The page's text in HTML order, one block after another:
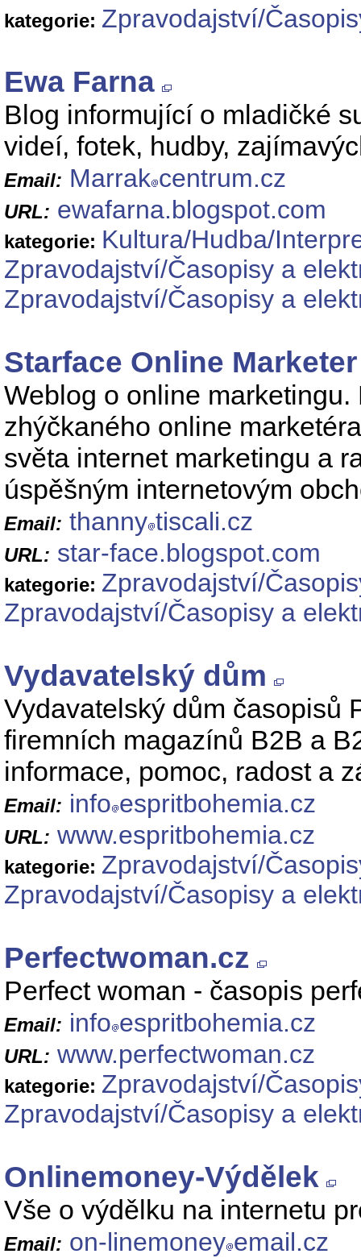
kategorie: Zpravodajství/
Ewa Farna
Blog informující o mladičké
videí, fotek, hudby,
Email: Marrak centrum.cz
URL: ewafarna.blogspot.com
kategorie: Kultura/Hudba/
Zpravodajství/Časopisy a
Zpravodajství/Časopisy a
Starface Online Marketer
Weblog o online
zhýčkaného online
světa internet marketingu a
úspěšným internetovým
Email: thanny tiscali.cz
URL: star-face.blogspot.com
kategorie: Zpravodajství/
Zpravodajství/Časopisy a
Vydavatelský dům
Vydavatelský dům časopisů
firemních magazínů B2B a
informace, pomoc, radost a
Email: info espritbohemia.cz
URL: www.espritbohemia.cz
kategorie: Zpravodajství/
Zpravodajství/Časopisy a
Perfectwoman.cz
Perfect woman - časopis
Email: info espritbohemia.cz
URL: www.perfectwoman.cz
kategorie: Zpravodajství/
Zpravodajství/Časopisy a
Onlinemoney-Výdělek
Vše o výdělku na internetu
Email: on-linemoney email.cz